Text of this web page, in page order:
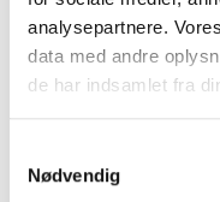
analysepartnere.
data med andre
de har indsamlet fra
Nødvendig